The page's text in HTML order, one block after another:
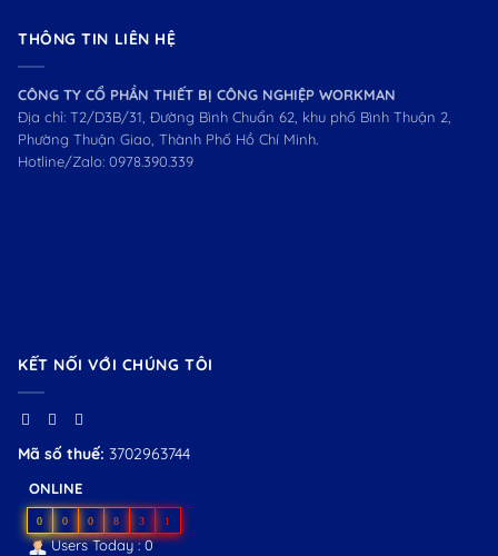
THÔNG TIN LIÊN HỆ
CÔNG TY CỔ PHẦN THIẾT BỊ CÔNG NGHIỆP WORKMAN
Địa chỉ: T2/D3B/31, Đường Bình Chuẩn 62, khu phố Bình Thuận 2,
Phường Thuận Giao, Thành Phố Hồ Chí Minh.
Hotline/Zalo: 0978.390.339
KẾT NỐI VỚI CHÚNG TÔI
Mã số thuế: 3702963744
ONLINE
0 0 0 8 3 1
Users Today : 0